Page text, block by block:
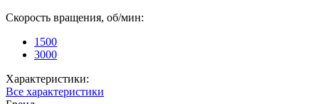
Скорость вращения, об/мин:
1500
3000
Характеристики:
Все характеристики